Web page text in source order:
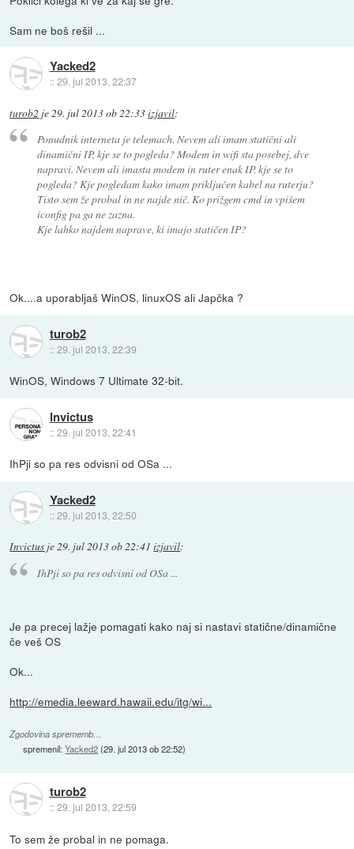
Sam ne boš rešil ...
Yacked2
::29. jul 2013, 22:37
turob2 je29. jul 2013 ob 22:33izjavil:
Ponudnik interneta je telemach. Nevem ali imam statični ali
dinamični IP, kje se to pogleda? Modem in wifi sta posebej, dve
napravi. Nevem ali imasta modem in ruter enak IP, kje se to
pogleda? Kje pogledam kako imam priključen kabel na ruterju?
Tisto sem že probal in ne najde nič. Ko prižgem cmd in vpišem
iconfig pa ga ne zazna.
Kje lahko najdem naprave, ki imajo statičen IP?
Ok....a uporabljaš WinOS, linuxOS ali Japčka ?
turob2
::29. jul 2013, 22:39
WinOS, Windows 7 Ultimate 32-bit.
Invictus
::29. jul 2013, 22:41
IhPji so pa res odvisni od OSa ...
Yacked2
::29. jul 2013, 22:50
Invictus je29. jul 2013 ob 22:41 izjavil:
IhPji so pa res odvisni od OSa ...
Je pa precej lažje pomagati kako naj si nastavi statične/dinamične
če veš OS
Ok...
http://emedia.leeward.hawaii.edu/itg/wi...
Zgodovina sprememb…
spremenil:Yacked2(29. jul 2013 ob 22:52)
turob2
::29. jul 2013, 22:59
To sem že probal in ne pomaga.